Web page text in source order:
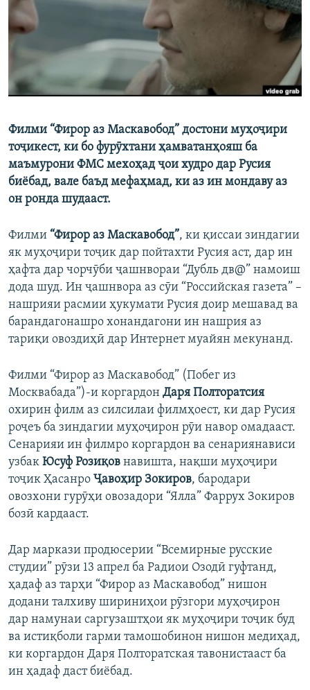
ГУЗОРИШҲОИ РАДИОӢ
Русский
Ҳамаи сомонаҳои RFE/RL
Филми “Фирор аз Маскавобод” достони муҳоҷири
тоҷикест, ки бо фурӯхтани ҳамватанҳояш ба
маъмурони ФМС мехоҳад ҷои худро дар Русия
биёбад, вале баъд мефаҳмад, ки аз ин мондаву аз
он ронда шудааст.
Филми “Фирор аз Маскавобод”, ки қиссаи зиндагии
як муҳоҷири тоҷик дар пойтахти Русия аст, дар ин
ҳафта дар чорчӯби ҷашнвораи “Дубль дв@” намоиш
дода шуд. Ин ҷашнвора аз сӯи “Российская газета” –
нашрияи расмии ҳукумати Русия доир мешавад ва
барандагонашро хонандагони ин нашрия аз
тариқи овоздиҳӣ дар Интернет муайян мекунанд.
Филми “Фирор аз Маскавобод” (Побег из
Москвабада”)-и коргардон Даря Полторатсия
охирин филм аз силсилаи филмҳоест, ки дар Русия
роҷеъ ба зиндагии муҳоҷирон рӯи навор омадааст.
Сенарияи ин филмро коргардон ва сенариянависи
узбак Юсуф Розиқов навишта, нақши муҳоҷири
тоҷик Ҳасанро Ҷавоҳир Зокиров, бародари
овозхони гурӯҳи овозадори “Ялла” Фаррух Зокиров
бозӣ кардааст.
Дар маркази продюсерии “Всемирные русские
студии” рӯзи 13 апрел ба Радиои Озодӣ гуфтанд,
ҳадаф аз тарҳи “Фирор аз Маскавобод” нишон
додани талхиву шириниҳои рӯзгори муҳоҷирон
дар намунаи саргузаштҳои як муҳоҷири тоҷик буд
ва истиқболи гарми тамошобинон нишон медиҳад,
ки коргардон Даря Полторатская тавонистааст ба
ин ҳадаф даст биёбад.